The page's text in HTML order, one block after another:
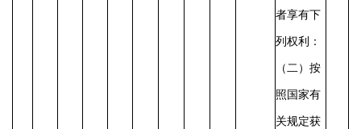
者享有下
列权利：
（二）按
照国家有
关规定获